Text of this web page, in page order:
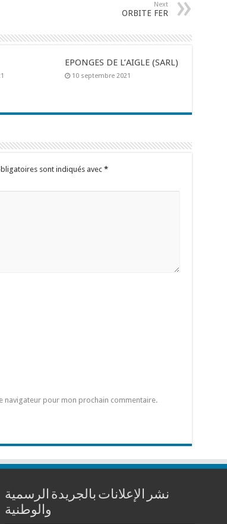
Next
ORBITE FER
EPONGES DE L’AIGLE (SARL)
10 septembre 2021
sont indiqués avec *
navigateur pour mon prochain commentaire.
نشر الإعلانات بالجريدة الرسمية
والوطنية